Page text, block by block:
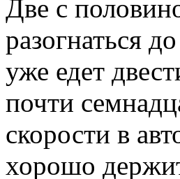
Две с
разогнаться
уже едет
почти
скорости в
хорошо